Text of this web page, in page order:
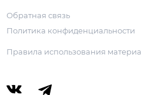
Обратная связь
Политика конфиденциальности
Правила использования